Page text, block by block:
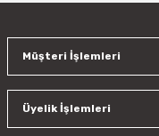
Müşteri İşlemleri
Üyelik İşlemleri